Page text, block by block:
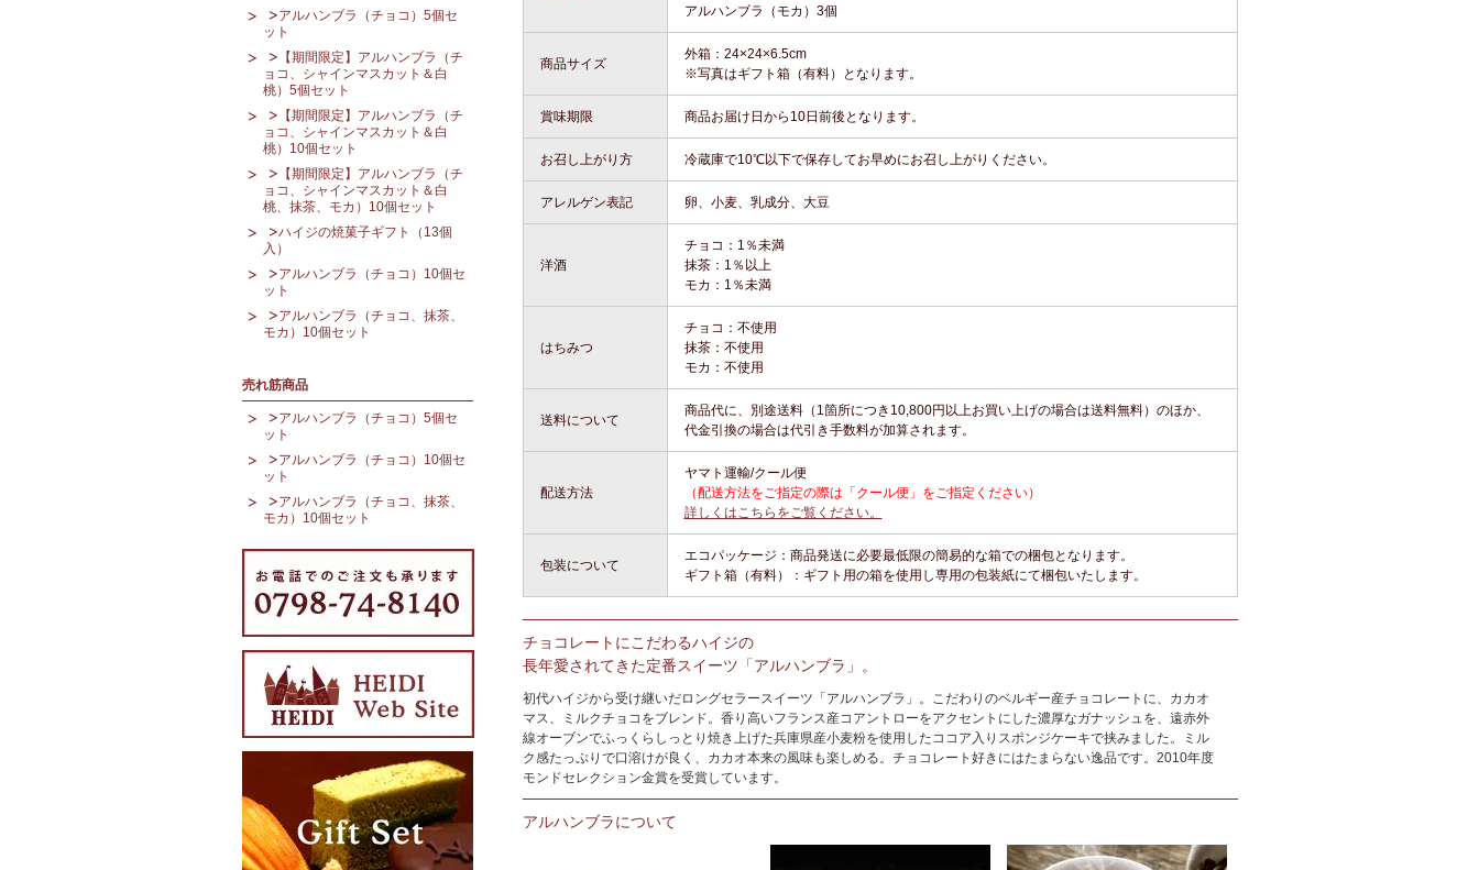
アルハンブラ（モカ）3個
商品サイズ
外箱：24×24×6.5cm
※写真はギフト箱（有料）となります。
賞味期限 商品お届け日から10日前後となります。
お召し上がり方 冷蔵庫で10℃以下で保存してお早めにお召し上がりください。
アレルゲン表記 卵、小麦、乳成分、大豆
洋酒
チョコ：1％未満
抹茶：1％以上
モカ：1％未満
はちみつ
チョコ：不使用
抹茶：不使用
モカ：不使用
送料について
商品代に、別途送料（1箇所につき10,800円以上お買い上げの場合は送料無料）のほか、
代金引換の場合は代引き手数料が加算されます。
配送方法
ヤマト運輸/クール便
（配送方法をご指定の際は「クール便」をご指定ください）
詳しくはこちらをご覧ください。
包装について
エコパッケージ：商品発送に必要最低限の簡易的な箱での梱包となります。
ギフト箱（有料）：ギフト用の箱を使用し専用の包装紙にて梱包いたします。
チョコレートにこだわるハイジの
長年愛されてきた定番スイーツ「アルハンブラ」。
初代ハイジから受け継いだロングセラースイーツ「アルハンブラ」。こだわりのベルギー産チョコレートに、カカオ
マス、ミルクチョコをブレンド。香り高いフランス産コアントローをアクセントにした濃厚なガナッシュを、遠赤外
線オーブンでふっくらしっとり焼き上げた兵庫県産小麦粉を使用したココア入りスポンジケーキで挟みました。ミル
ク感たっぷりで口溶けが良く、カカオ本来の風味も楽しめる。チョコレート好きにはたまらない逸品です。2010年度
モンドセレクション金賞を受賞しています。
アルハンブラについて
アルハンブラ（チョコ）5個セ
ット
【期間限定】アルハンブラ（チ
ョコ、シャインマスカット＆白
桃）5個セット
【期間限定】アルハンブラ（チ
ョコ、シャインマスカット＆白
桃）10個セット
【期間限定】アルハンブラ（チ
ョコ、シャインマスカット＆白
桃、抹茶、モカ）10個セット
ハイジの焼菓子ギフト（13個
入）
アルハンブラ（チョコ）10個セ
ット
アルハンブラ（チョコ、抹茶、
モカ）10個セット
売れ筋商品
アルハンブラ（チョコ）5個セ
ット
アルハンブラ（チョコ）10個セ
ット
アルハンブラ（チョコ、抹茶、
モカ）10個セット